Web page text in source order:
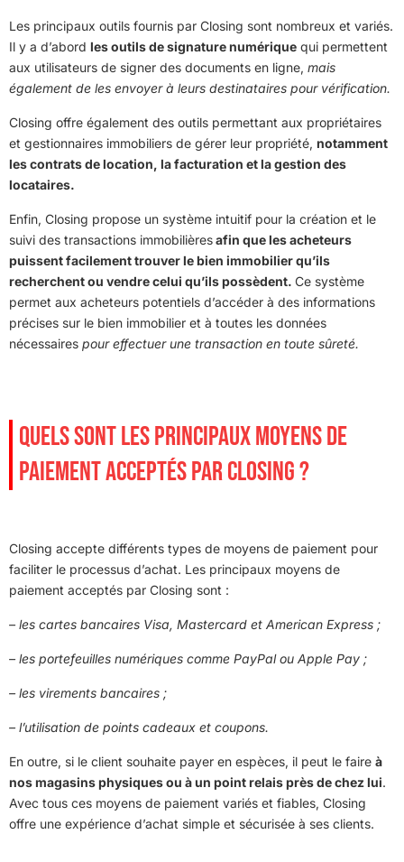
Les principaux outils fournis par Closing sont nombreux et variés.
Il y a d’abord les outils de signature numérique qui permettent
aux utilisateurs de signer des documents en ligne, mais
également de les envoyer à leurs destinataires pour vérification.
Closing offre également des outils permettant aux propriétaires
et gestionnaires immobiliers de gérer leur propriété, notamment
les contrats de location, la facturation et la gestion des
locataires.
Enfin, Closing propose un système intuitif pour la création et le
suivi des transactions immobilièresafin que les acheteurs
puissent facilement trouver le bien immobilier qu’ils
recherchent ou vendre celui qu’ils possèdent. Ce système
permet aux acheteurs potentiels d’accéder à des informations
précises sur le bien immobilier et à toutes les données
nécessaires pour effectuer une transaction en toute sûreté.
QUELS SONT LES PRINCIPAUX MOYENS DE
PAIEMENT ACCEPTÉS PAR CLOSING ?
Closing accepte différents types de moyens de paiement pour
faciliter le processus d’achat. Les principaux moyens de
paiement acceptés par Closing sont :
– les cartes bancaires Visa, Mastercard et American Express ;
– les portefeuilles numériques comme PayPal ou Apple Pay ;
– les virements bancaires ;
– l’utilisation de points cadeaux et coupons.
En outre, si le client souhaite payer en espèces, il peut le faire à
nos magasins physiques ou à un point relais près de chez lui.
Avec tous ces moyens de paiement variés et fiables, Closing
offre une expérience d’achat simple et sécurisée à ses clients.